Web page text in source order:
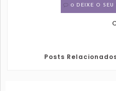
0 DEIXE O SEU
Posts